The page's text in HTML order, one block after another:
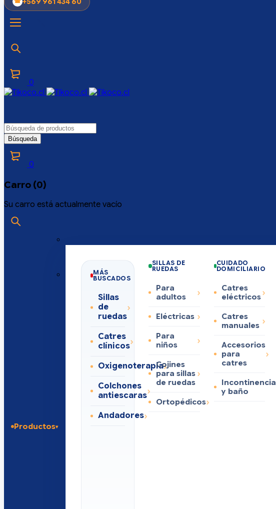
0
0
Carro (0)
Su carro está actualmente vacío
Productos
MÁS
BUSCADOS
Sillas
de
ruedas
Catres
clínicos
Oxigenoterapia
Colchones
antiescaras
Andadores
SILLAS DE
RUEDAS
Para
adultos
Eléctricas
Para
niños
Cojines
para sillas
de ruedas
Ortopédicos
CUIDADO
DOMICILIARIO
Catres
eléctricos
Catres
manuales
Accesorios
para
catres
Incontinencia
y baño